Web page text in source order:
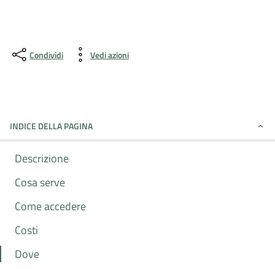
Condividi Vedi azioni
INDICE DELLA PAGINA
Descrizione
Cosa serve
Come accedere
Costi
Dove